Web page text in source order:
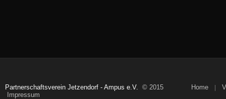
Home
Partnerschaftsverein Jetzendorf - Ampus e.V. © 2015
Impressum